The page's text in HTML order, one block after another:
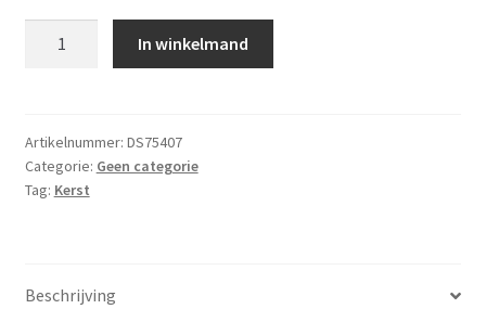
In winkelmand
Artikelnummer: DS75407
Categorie: Geen categorie
Tag: Kerst
Beschrijving